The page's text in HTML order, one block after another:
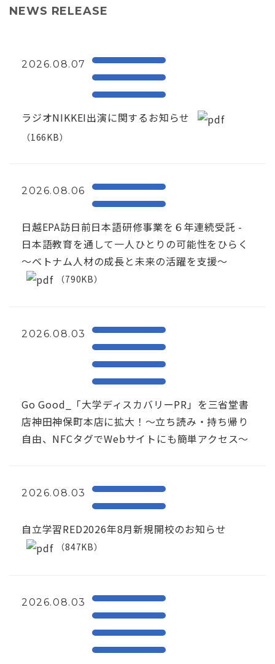
NEWS RELEASE
2026.08.07
ラジオNIKKEI出演に関するお知らせ
（166KB）
2026.08.06
日越EPA訪日前日本語研修事業を６年連続受託 -
日本語教育を通して一人ひとりの可能性をひらく
～ベトナム人材の成長と未来の活躍を支援～
（790KB）
2026.08.03
Go Good_「大学ディスカバリーPR」を三省堂書
店神田神保町本店に拡大！〜立ち読み・持ち帰り
自由、NFCタグでWebサイトにも簡単アクセス～
2026.08.03
自立学習RED2026年8月新規開校のお知らせ
（847KB）
2026.08.03